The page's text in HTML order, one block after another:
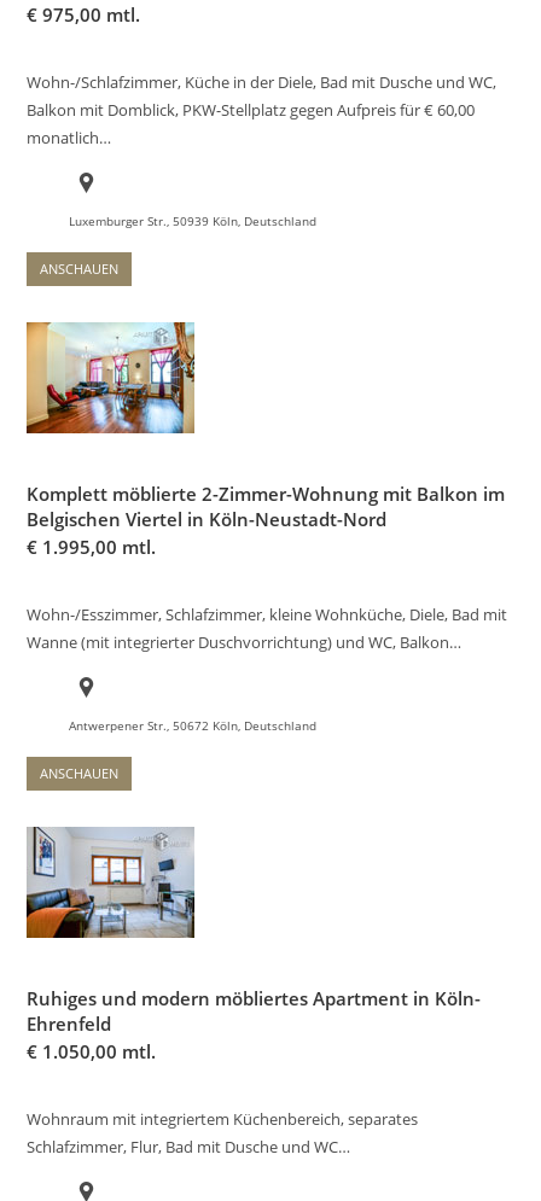
€ 975,00 mtl.
Wohn-/Schlafzimmer, Küche in der Diele, Bad mit Dusche und WC,
Balkon mit Domblick, PKW-Stellplatz gegen Aufpreis für € 60,00
monatlich…
Luxemburger Str., 50939 Köln, Deutschland
ANSCHAUEN
Komplett möblierte 2-Zimmer-Wohnung mit Balkon im
Belgischen Viertel in Köln-Neustadt-Nord
€ 1.995,00 mtl.
Wohn-/Esszimmer, Schlafzimmer, kleine Wohnküche, Diele, Bad mit
Wanne (mit integrierter Duschvorrichtung) und WC, Balkon…
Antwerpener Str., 50672 Köln, Deutschland
ANSCHAUEN
Ruhiges und modern möbliertes Apartment in Köln-
Ehrenfeld
€ 1.050,00 mtl.
Wohnraum mit integriertem Küchenbereich, separates
Schlafzimmer, Flur, Bad mit Dusche und WC…